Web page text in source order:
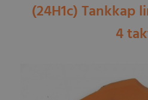
(24H1c) Tankkap
4